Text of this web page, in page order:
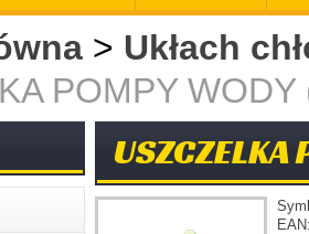
> Ukłach
POMPY